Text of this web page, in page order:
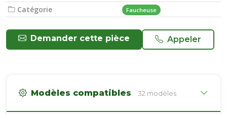
Catégorie Faucheuse
Demander cette pièce Appeler
Modèles compatibles 32 modèles